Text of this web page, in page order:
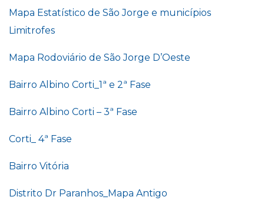
Mapa Estatístico de São Jorge e municípios
Limitrofes
Mapa Rodoviário de São Jorge D’Oeste
Bairro Albino Corti_1ª e 2ª Fase
Bairro Albino Corti – 3ª Fase
Corti_ 4ª Fase
Bairro Vitória
Distrito Dr Paranhos_Mapa Antigo